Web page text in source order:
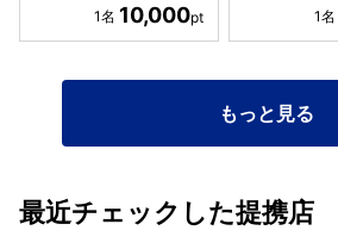
10,000
もっと見る
最近チェックした提携店